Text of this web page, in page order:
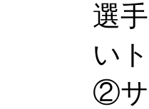
選
い
②サ